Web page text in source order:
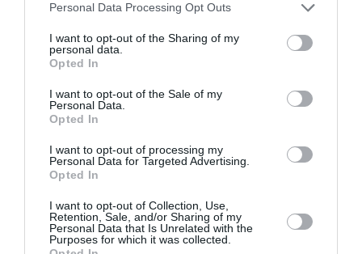
Personal Data Processing Opt Outs
I want to opt-out of the Sharing of my
personal data.
Opted In
I want to opt-out of the Sale of my
Personal Data.
Opted In
I want to opt-out of processing my
Personal Data for Targeted Advertising.
Opted In
I want to opt-out of Collection, Use,
Retention, Sale, and/or Sharing of my
Personal Data that Is Unrelated with the
Purposes for which it was collected.
Αλέξανδρος Μπαλτζής, Γιώτα Μυρτσιώτη,
Αναστάσιος Νικάκης, Λόης Παπαδόπουλος,
Γιώργος Τσακίρης
Διεύθυνση ΚΜΣΤ:
Διεύθυνση 6ης Μπιενάλε Θεσσαλονίκης Σύγχρονης
Συραγώ Τσιάρα,
Σύγχρονης Τέχνης του ΚΜΣΤ.
Διαχείριση έργου:
διοικητικών υπηρεσιών ΚΜΣΤ
Επιμελητική ομάδα:Δόμνα Γούναρη, Αρετή